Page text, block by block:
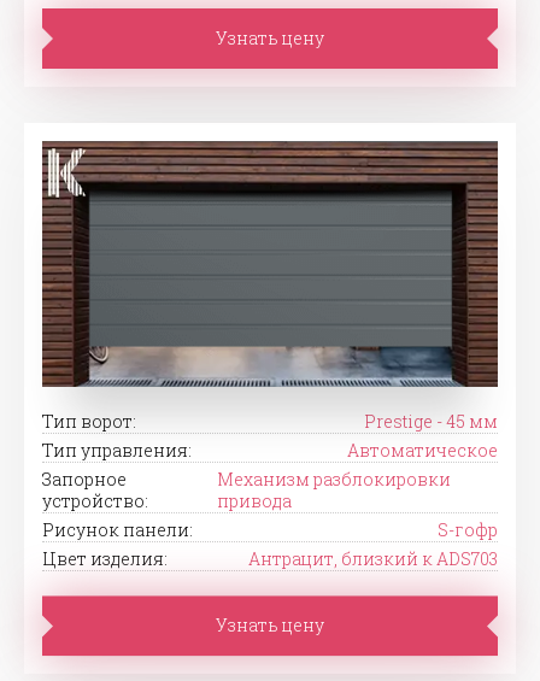
Узнать цену
Тип ворот:
Prestige - 45 мм
Тип управления:
Автоматическое
Запорное
устройство:
Механизм разблокировки
привода
Рисунок панели:
S-гофр
Цвет изделия:
Антрацит, близкий к ADS703
Узнать цену